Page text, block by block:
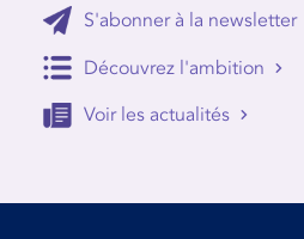
S'abonner à la newsletter
Découvrez l'ambition
Voir les actualités